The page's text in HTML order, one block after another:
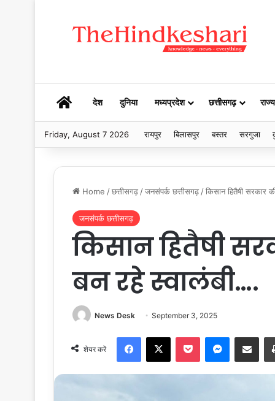
HOMEदेश दुनिया मध्यप्रदेश छत्तीसगढ़ राज्य
Friday, August 7 2026 रायपुर बिलासपुर बस्तर सरगुजा
Home /छत्तीसगढ़ /जनसंपर्क छत्तीसगढ़ /किसान हितैषी सरकार
जनसंपर्क छत्तीसगढ़
किसान हितैषी
बन रहे स्वालंबी….
News Desk September 3, 2025
शेयर करें